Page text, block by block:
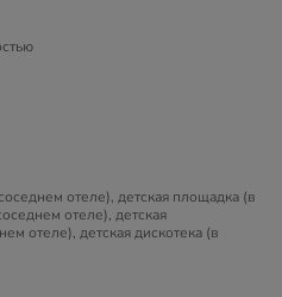
отеле), детская площадка (в
отеле), детская
отеле), детская дискотека (в